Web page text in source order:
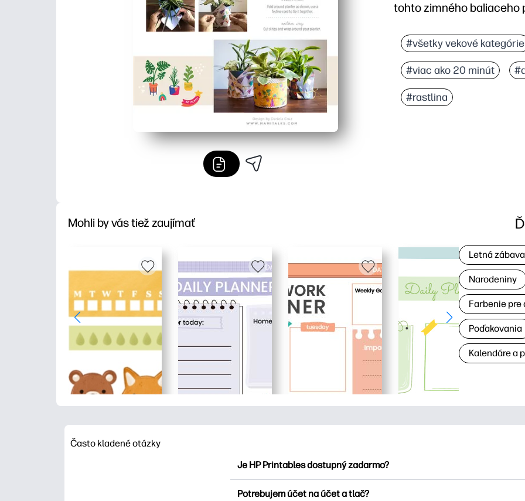
tohto zimného baliaceho
Dizajn pripravený na
Remeslo vhodné pre
Flexibilné strih —
Tlač na požiadanie -
#všetky vekové kategórie
#viac ako 20 minút
#rastlina
Mohli by vás tiež zaujímať
Letná zábava
Narodeniny
Farbenie pre
Poďakovania
Kalendáre a
Často kladené otázky
Je HP Printables dostupný zadarmo?
Potrebujem účet na účet a tlač?